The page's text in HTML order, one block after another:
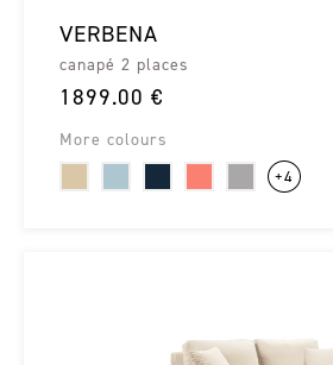
VERBENA
canapé 2 places
1899.00 €
More colours
+4